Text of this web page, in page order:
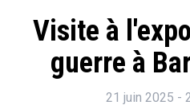
Visite à
guerre à
21 juin 2025 -